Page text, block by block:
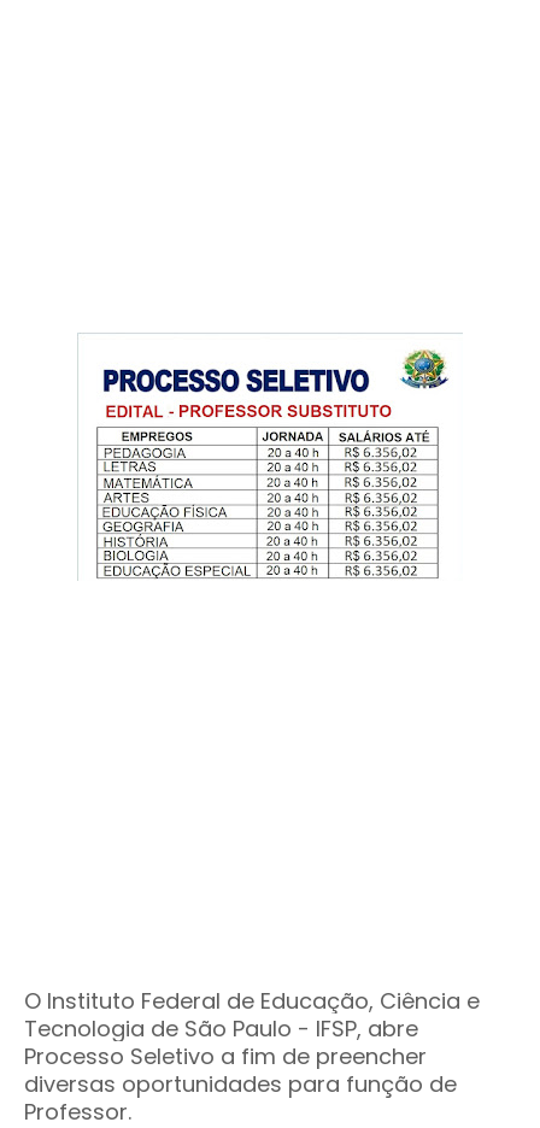
O Instituto Federal de Educação, Ciência e
Tecnologia de São Paulo - IFSP, abre
Processo Seletivo a fim de preencher
diversas oportunidades para função de
Professor.